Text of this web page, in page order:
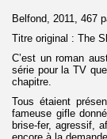
Belfond, 2011, 467
Titre original : The
C’est un roman
série pour la TV
chapitre.
Tous étaient
fameuse gifle
brise-fer, agressif,